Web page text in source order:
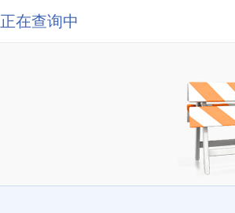
正在查询中